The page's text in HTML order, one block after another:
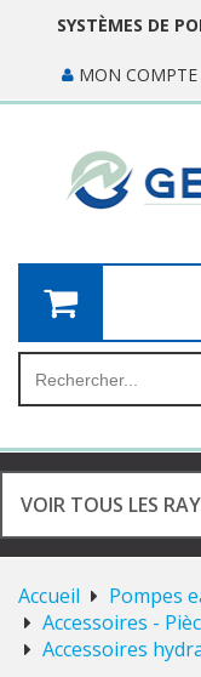
SYSTÈMES DE
MON COMPTE
VOIR TOUS LES
Accueil
Pompes
Accessoires -
Accessoires